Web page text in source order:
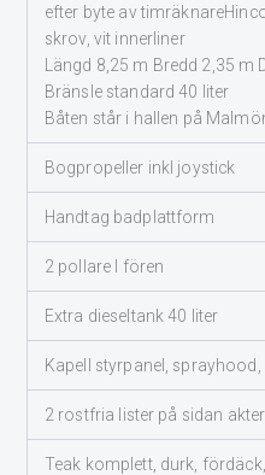
efter byte av
skrov, vit innerliner
Längd 8,25 m Bredd 2,35
Bränsle standard 40 liter
Båten står i hallen på
Bogpropeller inkl joystick
Handtag badplattform
2 pollare I fören
Extra dieseltank 40 liter
Kapell styrpanel,
2 rostfria lister på sidan
Teak komplett, durk,